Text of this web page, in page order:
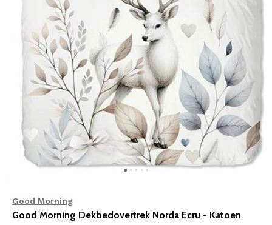
Good Morning
Good Morning Dekbedovertrek Norda Ecru - Katoen